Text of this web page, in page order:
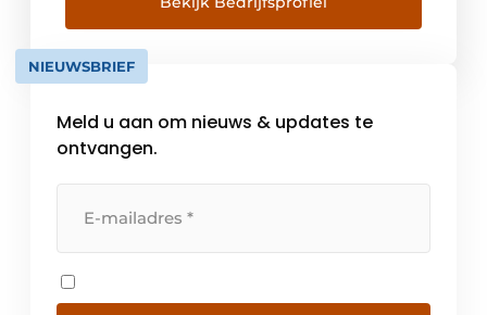
inbouwartikelen en
werkplaatsbenodigdheden. Vanuit Bocholt
in Duitsland en de vestigingen in Nederland,
NIEUWSBRIEF
Meld u aan om nieuws & updates te
ontvangen.